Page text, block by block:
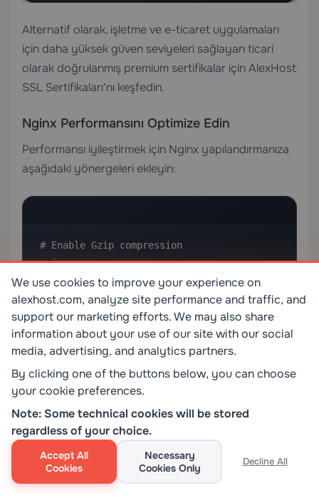
Alternatif olarak, işletme ve e-ticaret uygulamaları
için daha yüksek güven seviyeleri sağlayan ticari
olarak doğrulanmış premium sertifikalar içinAlexHost
SSL Sertifikaları‘nı keşfedin.
Nginx Performansını Optimize Edin
Performansı iyileştirmek için Nginx yapılandırmanıza
aşağıdaki yönergeleri ekleyin:
# Enable Gzip compression
gzip on;
gzip_types text/plain text/css
application/json application/javascript
text/xml application/xml;
# Enable browser caching for static assets
location ~* .
(jpg|jpeg|png|gif|ico|css|js)$ {
transform";
}
We use cookies to improve your experience on
alexhost.com, analyze site performance and traffic, and
support our marketing efforts. We may also share
information about your use of our site with our social
media, advertising, and analytics partners.
By clicking one of the buttons below, you can choose
your cookie preferences.
Note: Some technical cookies will be stored
regardless of your choice.
Accept All
Cookies
Necessary
Cookies Only
Decline All